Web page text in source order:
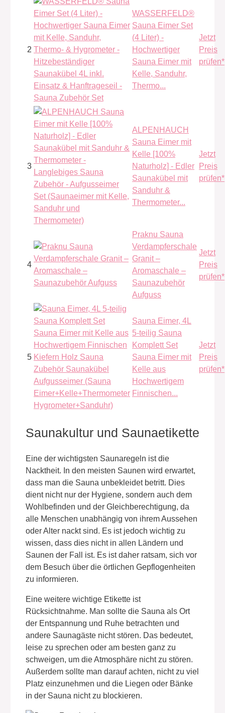
2
WASSERFELD®
Sauna Eimer Set
(4 Liter) -
Hochwertiger
Sauna Eimer mit
Kelle, Sanduhr,
Thermo...
Jetzt
Preis
prüfen*
3
ALPENHAUCH
Sauna Eimer mit
Kelle [100%
Naturholz] - Edler
Saunakübel mit
Sanduhr &
Thermometer...
Jetzt
Preis
prüfen*
4
Praknu Sauna
Verdampferschale
Granit –
Aromaschale –
Saunazubehör
Aufguss
Jetzt
Preis
prüfen*
5
Sauna Eimer, 4L
5-teilig Sauna
Komplett Set
Sauna Eimer mit
Kelle aus
Hochwertigem
Finnischen...
Jetzt
Preis
prüfen*
Saunakultur und Saunaetikette
Eine der wichtigsten Saunaregeln ist die
Nacktheit. In den meisten Saunen wird erwartet,
dass man die Sauna unbekleidet betritt. Dies
dient nicht nur der Hygiene, sondern auch dem
Wohlbefinden und der Gleichberechtigung, da
alle Menschen unabhängig von ihrem Aussehen
oder Alter nackt sind. Es ist jedoch wichtig zu
wissen, dass dies nicht in allen Ländern und
Saunen der Fall ist. Es ist daher ratsam, sich vor
dem Besuch über die örtlichen Gepflogenheiten
zu informieren.
Eine weitere wichtige Etikette ist
Rücksichtnahme. Man sollte die Sauna als Ort
der Entspannung und Ruhe betrachten und
andere Saunagäste nicht stören. Das bedeutet,
leise zu sprechen oder am besten ganz zu
schweigen, um die Atmosphäre nicht zu stören.
Außerdem sollte man darauf achten, nicht zu viel
Platz einzunehmen und die Liegen oder Bänke
in der Sauna nicht zu blockieren.